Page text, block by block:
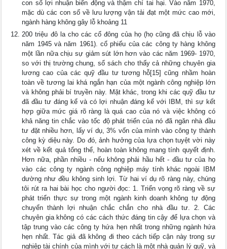
con số lợi nhuận biến động và thậm chí tai hại. Vào năm 1970,
mặc dù các con số về lưu lượng vận tải đạt một mức cao mới,
ngành hàng không gây lỗ khoảng 11
200 triệu đô la cho các cổ đông của họ (họ cũng đã chịu lỗ vào
năm 1945 và năm 1961). cổ phiếu của các công ty hàng không
một lần nữa chịu sự giảm sút lớn hơn vào các năm 1969- 1970,
so với thị trường chung, sổ sách cho thấy cả những chuyên gia
lương cao của các quỹ đầu tư tương hỗ[15] cũng nhầm hoàn
toàn về tương lai khá ngắn hạn của một ngành công nghiệp lớn
và không phải bí truyền này. Mặt khác, trong khi các quỹ đầu tư
đã đầu tư đáng kể và có lợi nhuận đáng kể với IBM, thì sự kết
hợp giữa mức giá rõ ràng là quá cao của nó và việc không có
khả năng tin chắc vào tốc độ phát triển của nó đã ngăn nhà đầu
tư đặt nhiều hơn, lấy ví dụ, 3% vốn của mình vào công ty thành
công kỳ diệu này. Do đó, ảnh hưởng của lựa chọn tuyệt vời này
xét về kết quả tổng thể, hoàn toàn không mang tính quyết định.
Hơn nữa, phần nhiều - nếu không phải hầu hết - đầu tư của họ
vào các công ty ngành công nghiệp máy tính khác ngoài IBM
dường như đều không sinh lợi. Từ hai ví dụ rõ ràng này, chúng
tôi rút ra hai bài học cho người đọc: 1. Triển vọng rõ ràng về sự
phát triển thực sự trong một ngành kinh doanh không tự động
chuyển thành lợi nhuận chắc chắn cho nhà đầu tư. 2. Các
chuyên gia không có các cách thức đáng tin cậy để lựa chọn và
tập trung vào các công ty hứa hẹn nhất trong những ngành hứa
hẹn nhất. Tác giả đã không đi theo cách tiếp cận này trong sự
nghiệp tài chính của mình với tư cách là một nhà quản lý quỹ, và